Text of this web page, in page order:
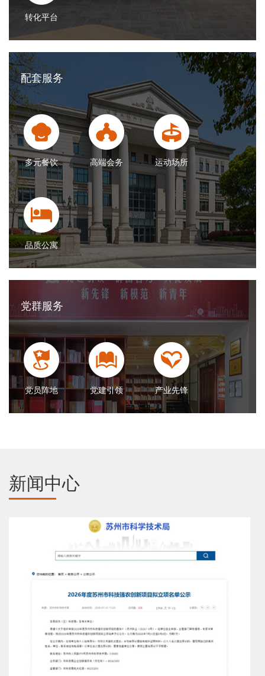
转化平台
配套服务
多元餐饮 高端会务 运动场所
品质公寓
党群服务
党员阵地 党建引领 产业先锋
新闻中心